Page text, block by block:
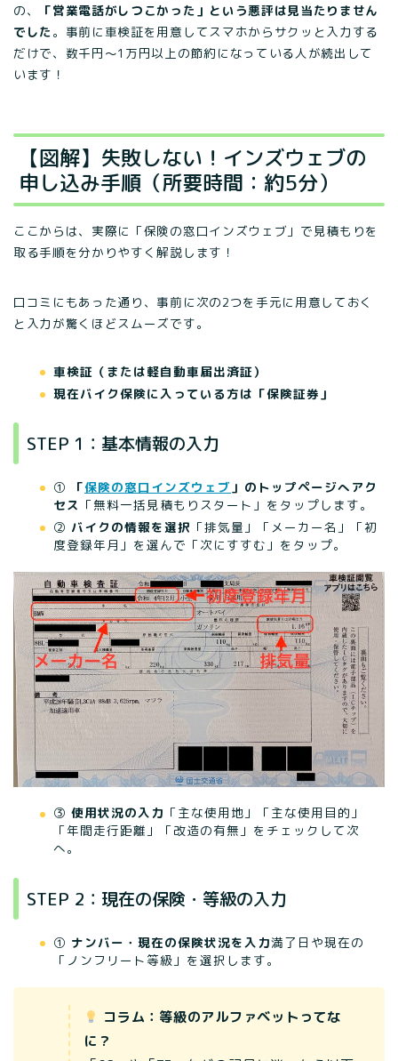
の、
「営業電話がしつこかった」という悪評は見当たりません
でした 。事前に車検証を用意してスマホからサクッと入力する
だけで、数千円〜1万円以上の節約になっている人が続出して
います！
【図解】失敗しない！インズウェブの
申し込み手順（所要時間：約5分）
ここからは、実際に「保険の窓口インズウェブ」で見積もりを
取る手順を分かりやすく解説します！
口コミにもあった通り、事前に次の2つを手元に用意しておく
と入力が驚くほどスムーズです。
車検証（または軽自動車届出済証）
現在バイク保険に入っている方は「保険証券」
STEP 1：基本情報の入力
① 「保険の窓口インズウェブ 」のトップページへアク
セス 「無料一括見積もりスタート」をタップします。
② バイクの情報を選択 「排気量」「メーカー名」「初
度登録年月」を選んで「次にすすむ」をタップ。
③ 使用状況の入力 「主な使用地」「主な使用目的」
「年間走行距離」「改造の有無」をチェックして次
へ。
STEP 2：現在の保険・等級の入力
① ナンバー・現在の保険状況を入力満了日や現在の
「ノンフリート等級」を選択します。
コラム：等級のアルファベットってな
に？